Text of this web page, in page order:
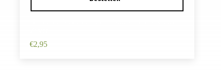
€2,95